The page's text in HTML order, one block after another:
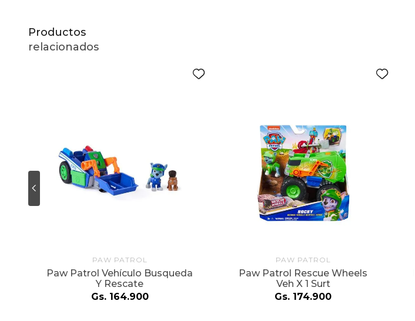
Productos
relacionados
PAW PATROL
Paw Patrol Vehículo Busqueda
Y Rescate
Gs. 164.900
PAW PATROL
Paw Patrol Rescue Wheels
Veh X 1 Surt
Gs. 174.900